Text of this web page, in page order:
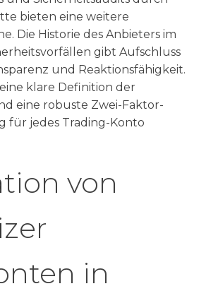
bieten eine weitere
Die Historie des Anbieters im
gibt Aufschluss
und Reaktionsfähigkeit.
klare Definition der
eine robuste Zwei-Faktor-
für jedes Trading-Konto
von
in